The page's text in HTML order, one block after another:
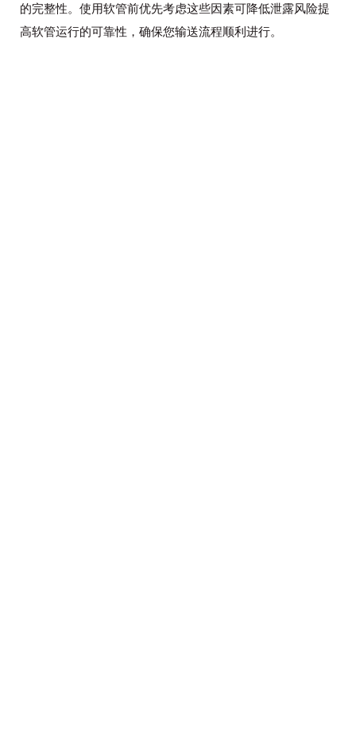
的完整性。使用软管前优先考虑这些因素可降低泄露风险提
高软管运行的可靠性，确保您输送流程顺利进行。